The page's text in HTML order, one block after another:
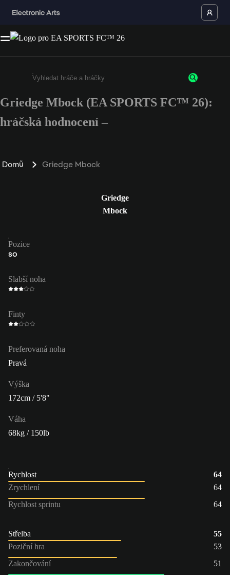
Enter a minimum of 3 characters or numbers
Griedge Mbock (EA SPORTS FC™ 26):
hráčská hodnocení –
Domů Griedge Mbock
Griedge
Mbock
Pozice
SO
Slabší noha
Finty
Preferovaná noha
Pravá
Výška
172cm / 5'8"
Váha
68kg / 150lb
Rychlost
64
Zrychlení
64
Rychlost sprintu
64
Střelba
55
Poziční hra
53
Zakončování
51